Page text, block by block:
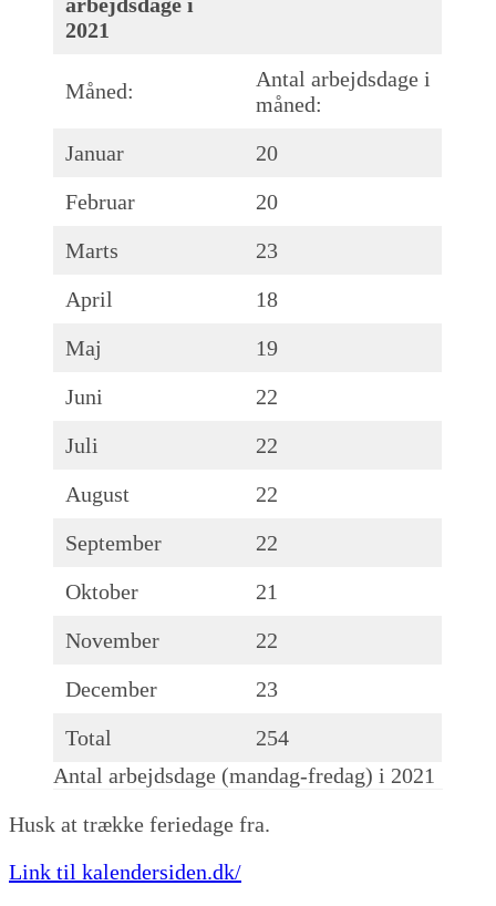
2021
Måned:
Antal arbejdsdage i
måned:
Januar
20
Februar
20
Marts
23
April
18
Maj
19
Juni
22
Juli
22
August
22
September
22
Oktober
21
November
22
December
23
Total
254
Antal arbejdsdage (mandag-fredag) i 2021
Husk at trække feriedage fra.
Link til kalendersiden.dk/